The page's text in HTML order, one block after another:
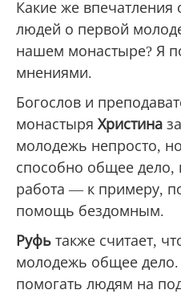
Какие же впечатления
людей о первой
нашем монастыре? Я
мнениями.
Богослов и
монастыря Христина
молодежь непросто,
способно общее дело,
работа — к примеру,
помощь бездомным.
Руфь также считает,
молодежь общее дело.
помогать людям на